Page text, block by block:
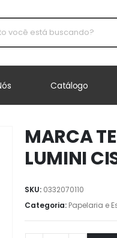
Catálogo
MARCA
LUMINI
SKU: 0332070110
Categoria: Papelaria e